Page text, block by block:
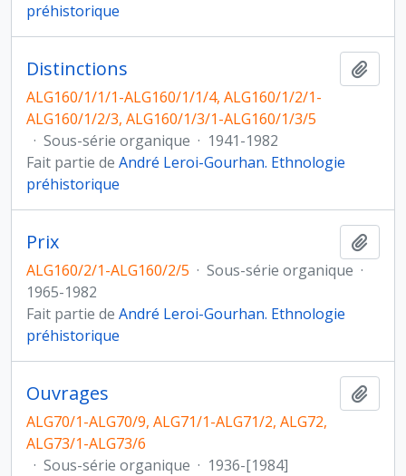
préhistorique
Distinctions
ALG160/1/1/1-ALG160/1/1/4, ALG160/1/2/1-
ALG160/1/2/3, ALG160/1/3/1-ALG160/1/3/5
· Sous-série organique · 1941-1982
Fait partie de André Leroi-Gourhan. Ethnologie
préhistorique
Prix
ALG160/2/1-ALG160/2/5 · Sous-série organique ·
1965-1982
Fait partie de André Leroi-Gourhan. Ethnologie
préhistorique
Ouvrages
ALG70/1-ALG70/9, ALG71/1-ALG71/2, ALG72,
ALG73/1-ALG73/6
· Sous-série organique · 1936-[1984]